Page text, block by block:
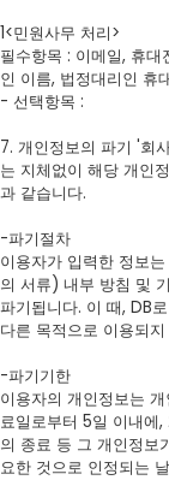
1<민원사무 처리>
필수항목 : 이메일, 휴대
인 이름, 법정대리인 휴
- 선택항목 :
7. 개인정보의 파기 '회
는 지체없이 해당 개인
과 같습니다.
-파기절차
이용자가 입력한 정보
의 서류) 내부 방침 및
파기됩니다. 이 때, DB
다른 목적으로 이용되
-파기기한
이용자의 개인정보는
료일로부터 5일 이내에
의 종료 등 그 개인정보
요한 것으로 인정되는